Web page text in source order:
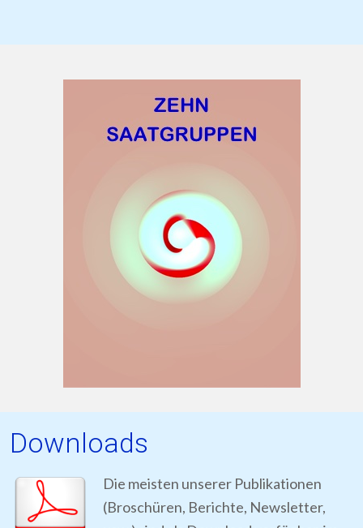
Downloads
Die meisten unserer Publikationen
(Broschüren, Berichte, Newsletter,